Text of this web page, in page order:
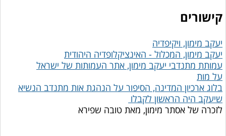
קישורים
יעקב מימון, ויקיפדיה
יעקב מימון, המכלול - האינציקלופדיה היהודית
עמותת מתנדבי יעקב מימון, אתר העמותות של ישראל
על מות
בלוג ארכיון המדינה, הסיפור על הנהגת אות מתנדב הנשיא
שיעקב היה הראשון לקבלו
לזכרה של אסתר מימון, מאת טובה שפירא